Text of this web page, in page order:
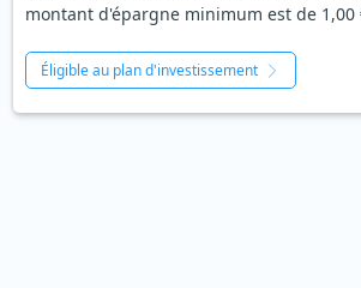
montant d'épargne minimum est de 1,00
Éligible au plan d'investissement